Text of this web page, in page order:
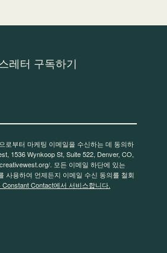
레터 구독하기
로부터 마케팅 이메일을 수신하는 데 동의하
1536 Wynkoop St, Suite 522, Denver, CO,
. 모든 이메일 하단에 있는
사용하여 언제든지 이메일 수신 동의를 철회
Constant Contact에서 서비스합니다.